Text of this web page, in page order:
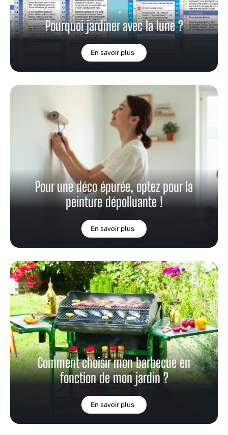
Pourquoi jardiner avec la lune ?
En savoir plus
Pour une déco épurée, optez pour la
peinture dépolluante !
En savoir plus
Comment choisir mon barbecue en
fonction de mon jardin ?
En savoir plus